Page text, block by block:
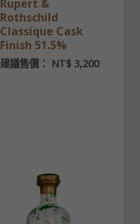
Rupert &
Rothschild
Classique Cask
Finish 51.5%
建議售價： NT$3,200